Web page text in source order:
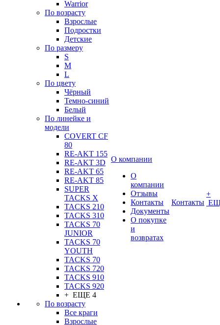
Warrior
По возрасту
Взрослые
Подростки
Детские
По размеру
S
M
L
По цвету
Чёрный
Темно-синий
Белый
По линейке и
модели
COVERT CF
80
RE-AKT 155
RE-AKT 3D
RE-AKT 65
RE-AKT 85
SUPER
TACKS X
TACKS 210
TACKS 310
TACKS 70
JUNIOR
TACKS 70
YOUTH
TACKS 70
TACKS 720
TACKS 910
TACKS 920
+ ЕЩЕ 4
По возрасту
Все краги
Взрослые
О компании
О
компании
Отзывы
Контакты
Документы
О покупке
и
возвратах
Контакты
+